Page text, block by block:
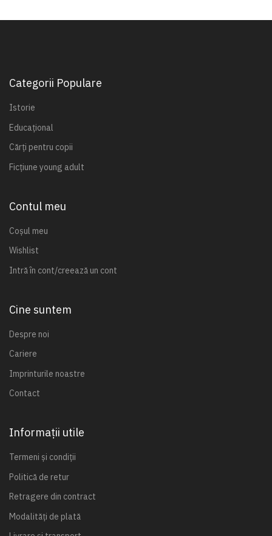
Categorii Populare
Istorie
Educațional
Cărți pentru copii
Ficțiune young adult
Contul meu
Coșul meu
Wishlist
Intră în cont/creează un cont
Cine suntem
Despre noi
Cariere
Imprinturile noastre
Contact
Informații utile
Termeni și condiții
Politică de retur
Retragere din contract
Modalități de plată